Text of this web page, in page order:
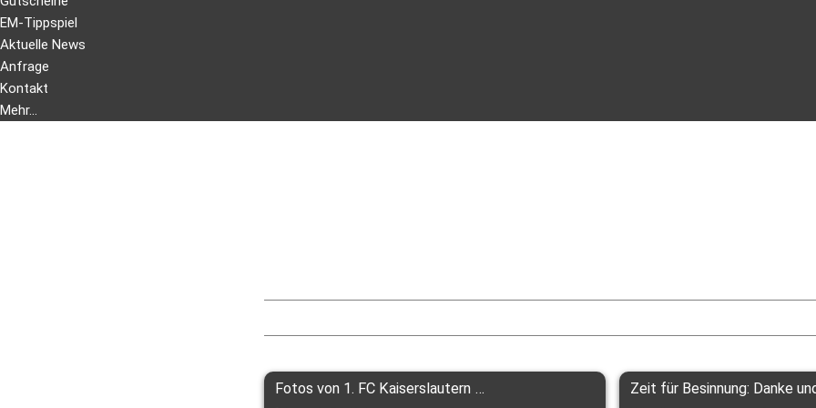
EM-Tippspiel
Aktuelle News
Anfrage
Kontakt
Mehr...
Fotos von 1. FC Kaiserslautern - Der Vereins Beitrag